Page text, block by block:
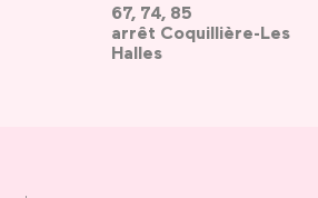
67, 74, 85
arrêt Coquillière-Les
Halles